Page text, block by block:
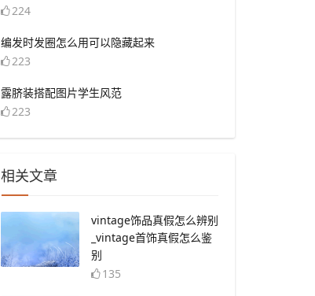
224
​编发时发圈怎么用可以隐藏起来
223
​露脐装搭配图片学生风范
223
相关文章
​vintage饰品真假怎么辨别
_vintage首饰真假怎么鉴
别
135